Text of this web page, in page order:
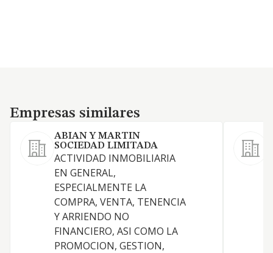
Empresas similares
Empresas similares
ABIAN Y MARTIN
SOCIEDAD LIMITADA
ACTIVIDAD INMOBILIARIA
EN GENERAL,
ESPECIALMENTE LA
COMPRA, VENTA, TENENCIA
Y ARRIENDO NO
FINANCIERO, ASI COMO LA
PROMOCION, GESTION,